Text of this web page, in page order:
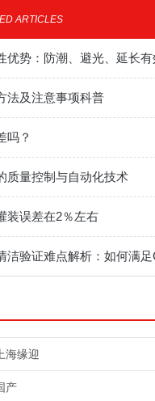
ARTICLES
优势：防潮、避光、延长有
法及注意事项科普
吗？
质量控制与自动化技术
装误差在2％左右
上海缘迎
产